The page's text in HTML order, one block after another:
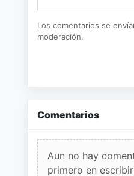
Los comentarios se
moderación.
Comentarios
Aun no hay
primero en